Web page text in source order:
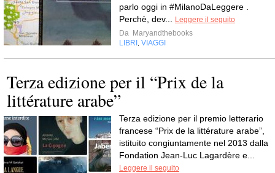
parlo oggi in #MilanoDaLeggere .
Perchè, dev...
Leggere il seguito
Da Maryandthebooks
LIBRI
VIAGGI
Terza edizione per il “Prix de la
littérature arabe”
Terza edizione per il premio letterario
francese “Prix de la littérature arabe”,
istituito congiuntamente nel 2013 dalla
Fondation Jean-Luc Lagardère e...
Leggere il seguito